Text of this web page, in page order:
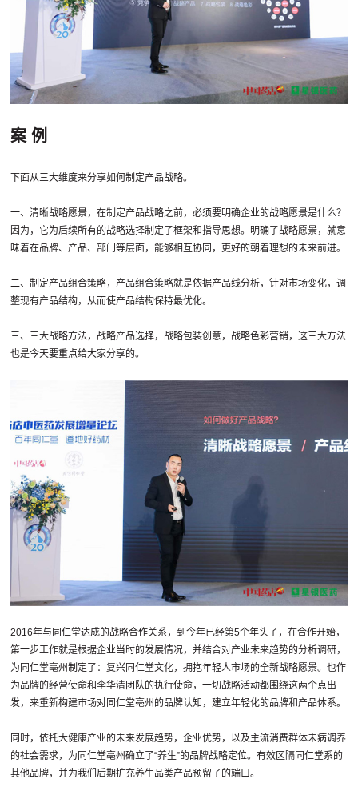
案 例
下面从三大维度来分享如何制定产品战略。
一、清晰战略愿景，在制定产品战略之前，必须要明确企业的战略愿景是什么？
因为，它为后续所有的战略选择制定了框架和指导思想。明确了战略愿景，就意
味着在品牌、产品、部门等层面，能够相互协同，更好的朝着理想的未来前进。
二、制定产品组合策略，产品组合策略就是依据产品线分析，针对市场变化，调
整现有产品结构，从而使产品结构保持最优化。
三、三大战略方法，战略产品选择，战略包装创意，战略色彩营销，这三大方法
也是今天要重点给大家分享的。
2016年与同仁堂达成的战略合作关系，到今年已经第5个年头了，在合作开始，
第一步工作就是根据企业当时的发展情况，并结合对产业未来趋势的分析调研，
为同仁堂亳州制定了：复兴同仁堂文化，拥抱年轻人市场的全新战略愿景。也作
为品牌的经营使命和李华清团队的执行使命，一切战略活动都围绕这两个点出
发，来重新构建市场对同仁堂亳州的品牌认知，建立年轻化的品牌和产品体系。
同时，依托大健康产业的未来发展趋势，企业优势，以及主流消费群体未病调养
的社会需求，为同仁堂亳州确立了“养生”的品牌战略定位。有效区隔同仁堂系的
其他品牌，并为我们后期扩充养生品类产品预留了的端口。